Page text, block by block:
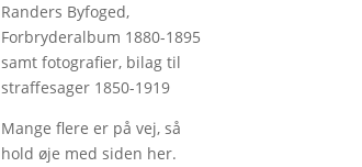
Randers Byfoged,
Forbryderalbum 1880-1895
samt fotografier, bilag til
straffesager 1850-1919
Mange flere er på vej, så
hold øje med siden her.